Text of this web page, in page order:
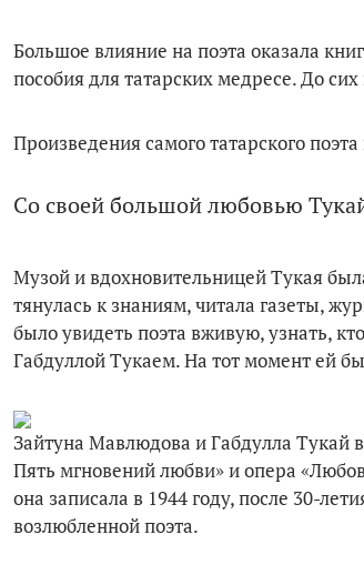
Большое влияние на поэта оказала
пособия для татарских медресе. До
Произведения самого татарского
Со своей большой любовью
Музой и вдохновительницей Тукая
тянулась к знаниям, читала газеты,
было увидеть поэта вживую, узнать,
Габдуллой Тукаем. На тот момент ей
Зайтуна Мавлюдова и Габдулла Тукай
Пять мгновений любви» и опера
она записала в 1944 году, после 30-
возлюбленной поэта.